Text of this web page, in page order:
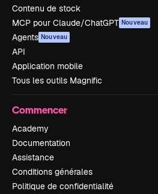
Contenu de stock
MCP pour Claude/ChatGPT Nouveau
Agents Nouveau
API
Application mobile
Tous les outils Magnific
Commencer
Academy
Documentation
Assistance
Conditions générales
Politique de confidentialité